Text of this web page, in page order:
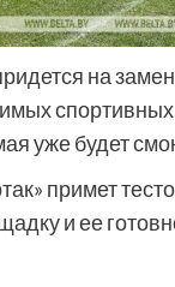
на
уже будет
примет
и ее